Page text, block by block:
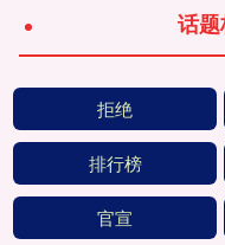
话
拒绝
排行榜
官宣